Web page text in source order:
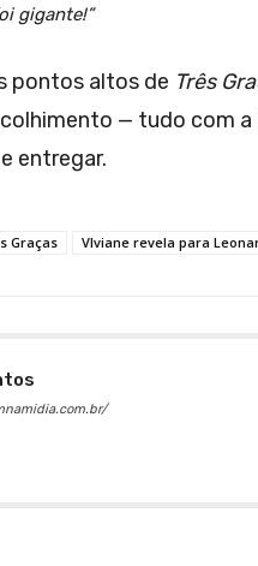
gigante!”
pontos altos de Três
— tudo com a
entregar.
Graças VIviane revela para